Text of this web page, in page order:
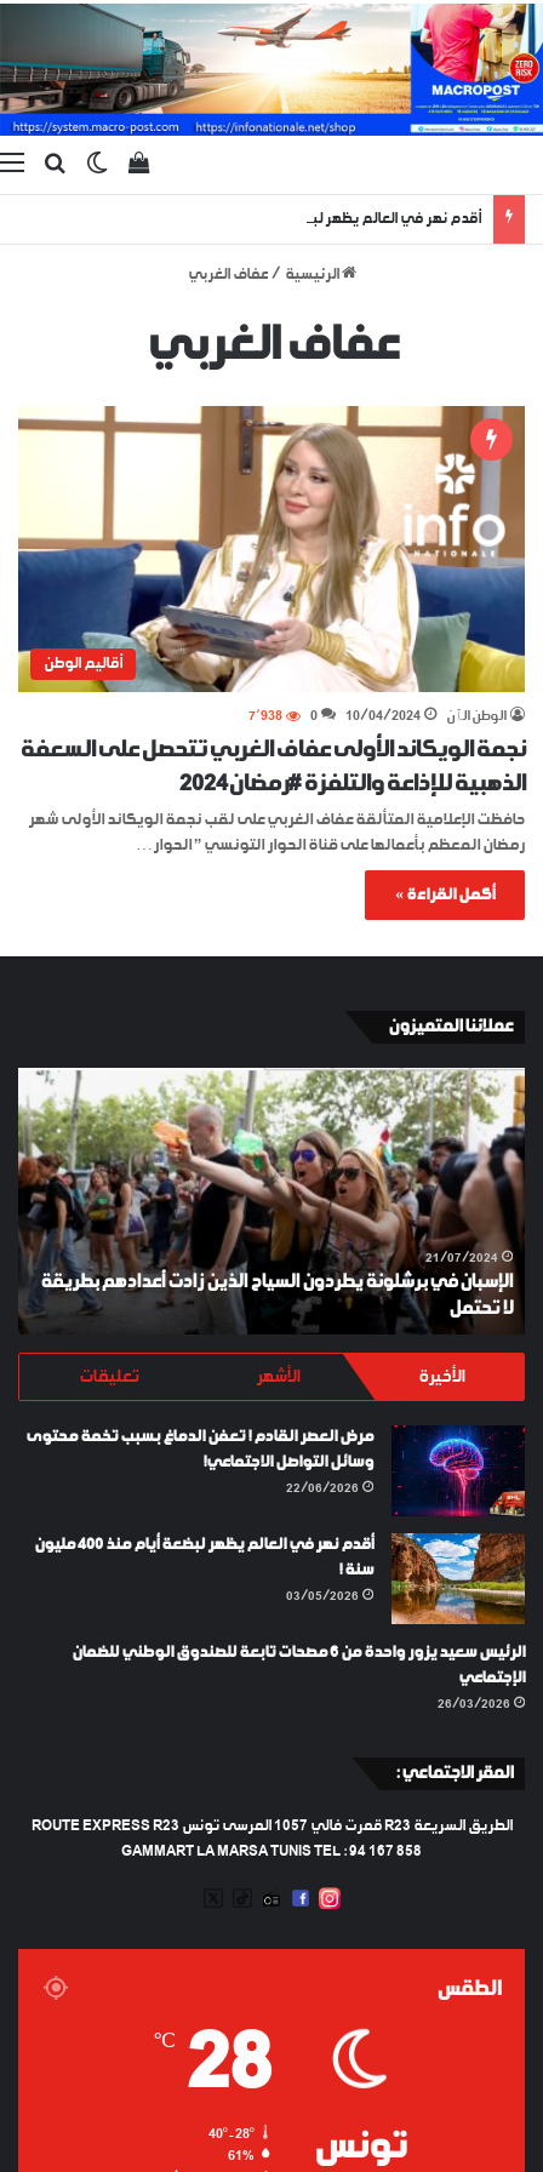
بحثالوضع
إستعراض سلة
أقدم نهر في العالم يظهر لبضعة أيام منذ 400 مليون سنة !
الرئيسية / عفاف الغربي
عفاف الغربي
أقاليم الوطن
الوطن الٱن 10/04/2024
0 7٬938
نجمة الويكاند الأولى عفاف الغربي تتحصل على السعفة
الذهبية للإذاعة والتلفزة #رمضان2024
حافظت الإعلامية المتألقة عفاف الغربي على لقب نجمة الويكاند الأولى شهر
رمضان المعظم بأعمالها على قناة الحوار التونسي ” الحوار…
أكمل القراءة »
عملائنا المتميزون
الإسبان
في
برشلونة
يطردون
السياح
الذين
زادت
أعدادهم
بطريقة
تحتمل
21/07/2024
الإسبان في برشلونة يطردون السياح الذين زادت أعدادهم بطريقة
لا تحتمل
الأخيرة الأشهر تعليقات
مرض العصر القادم ! تعفن الدماغ بسبب تخمة محتوى
وسائل التواصل الاجتماعي!
22/06/2026
أقدم نهر في العالم يظهر لبضعة أيام منذ 400 مليون
سنة !
03/05/2026
الرئيس سعيد يزور واحدة من 6 مصحات تابعة للصندوق الوطني للضمان
الإجتماعي
26/03/2026
المقر الاجتماعي :
الطريق السريعة R23 قمرت فالي 1057 المرسى تونس ROUTE EXPRESS R23
GAMMART LA MARSA TUNIS TEL : 94 167 858
INSTAGRAM
FACEBOOK
RADIO
TIKTOK
الطقس
تونس
28
℃
61%